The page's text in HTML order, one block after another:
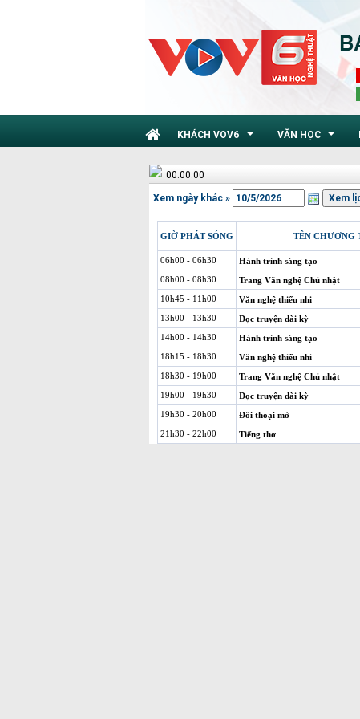
KHÁCH VOV6 VĂN HỌC
00:00:00
Xem ngày khác »
GIỜ PHÁT SÓNG TÊN CHƯƠNG
06h00 - 06h30
Hành trình sáng tạo
08h00 - 08h30
Trang Văn nghệ Chủ nhật
10h45 - 11h00
Văn nghệ thiếu nhi
13h00 - 13h30
Đọc truyện dài kỳ
14h00 - 14h30
Hành trình sáng tạo
18h15 - 18h30
Văn nghệ thiếu nhi
18h30 - 19h00
Trang Văn nghệ Chủ nhật
19h00 - 19h30
Đọc truyện dài kỳ
19h30 - 20h00
Đối thoại mở
21h30 - 22h00
Tiếng thơ